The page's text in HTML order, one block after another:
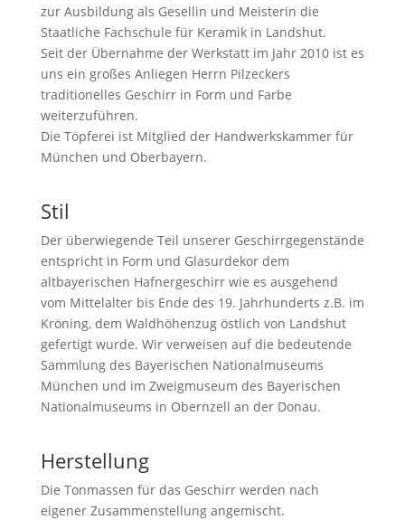
zur Ausbildung als Gesellin und Meisterin die
Staatliche Fachschule für Keramik in Landshut.
Seit der Übernahme der Werkstatt im Jahr 2010 ist es
uns ein großes Anliegen Herrn Pilzeckers
traditionelles Geschirr in Form und Farbe
weiterzuführen.
Die Töpferei ist Mitglied der Handwerkskammer für
München und Oberbayern.
Stil
Der überwiegende Teil unserer Geschirrgegenstände
entspricht in Form und Glasurdekor dem
altbayerischen Hafnergeschirr wie es ausgehend
vom Mittelalter bis Ende des 19. Jahrhunderts z.B. im
Kröning, dem Waldhöhenzug östlich von Landshut
gefertigt wurde. Wir verweisen auf die bedeutende
Sammlung des Bayerischen Nationalmuseums
München und im Zweigmuseum des Bayerischen
Nationalmuseums in Obernzell an der Donau.
Herstellung
Die Tonmassen für das Geschirr werden nach
eigener Zusammenstellung angemischt.